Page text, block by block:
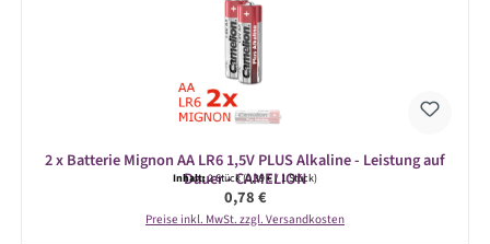
2 x Batterie Mignon AA LR6 1,5V PLUS Alkaline - Leistung auf
Dauer - CAMELION
Inhalt:2 Stück(0,39 € / 1 Stück)
Regulärer Preis:
0,78 €
Preise inkl. MwSt. zzgl. Versandkosten